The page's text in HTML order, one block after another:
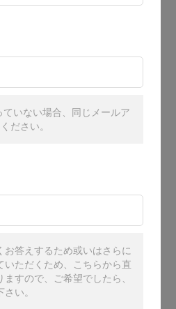
いない場合、同じメールア
ださい。
お答えするため或いはさらに
いただくため、こちらから直
すので、ご希望でしたら、
い。